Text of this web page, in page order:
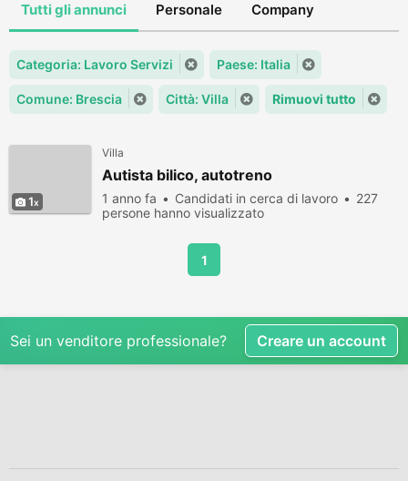
Tutti gli annunci Personale Company
Categoria: Lavoro Servizi Paese: Italia
Comune: Brescia Città: Villa Rimuovi tutto
1
Villa
Autista bilico, autotreno
1 anno fa Candidati in cerca di lavoro
227
persone hanno visualizzato
1
Sei un venditore professionale? Creare un account